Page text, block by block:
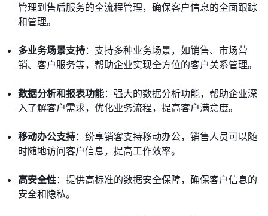
管理到售后服务的全流程管理，确保客户信息的全面跟踪
和管理。
多业务场景支持：支持多种业务场景，如销售、市场营
销、客户服务等，帮助企业实现全方位的客户关系管理。
数据分析和报表功能：强大的数据分析功能，帮助企业深
入了解客户需求，优化业务流程，提高客户满意度。
移动办公支持：纷享销客支持移动办公，销售人员可以随
时随地访问客户信息，提高工作效率。
高安全性：提供高标准的数据安全保障，确保客户信息的
安全和隐私。